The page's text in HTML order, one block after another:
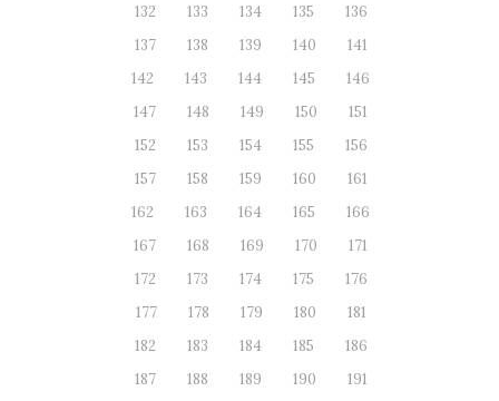
132
133 134 135
136
137
138 139 140
141
142
143 144 145
146
147
148 149 150
151
152
153 154 155
156
157
158 159 160
161
162
163 164 165
166
167
168 169 170
171
172
173 174 175
176
177
178 179 180
181
182
183 184 185
186
187
188 189 190
191